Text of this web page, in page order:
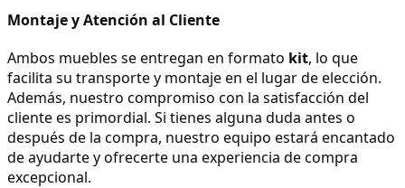
Montaje y Atención al Cliente
Ambos muebles se entregan en formato kit, lo que
facilita su transporte y montaje en el lugar de elección.
Además, nuestro compromiso con la satisfacción del
cliente es primordial. Si tienes alguna duda antes o
después de la compra, nuestro equipo estará encantado
de ayudarte y ofrecerte una experiencia de compra
excepcional.